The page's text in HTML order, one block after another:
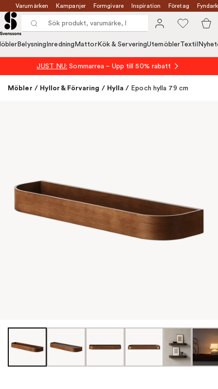
Varumärken Kampanjer Formgivare Inspiration Företag
Belysning Inredning MattorKök & ServeringUtemöblerTextil
JUST NU: Sommarrea – Upp till 50% rabatt
Möbler / Hyllor & Förvaring / Hylla / Epoch hylla 79 cm